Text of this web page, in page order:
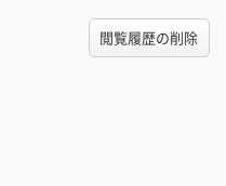
閲覧履歴の削除